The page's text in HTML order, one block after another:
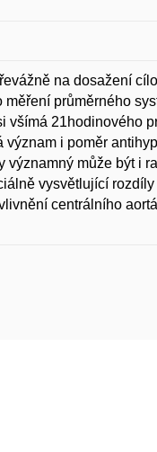
na dosažení
průměrného
všímá 21hodinového
i poměr
může být i
vysvětlující
centrálního